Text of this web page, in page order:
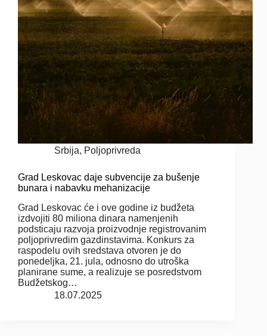
Srbija, Poljoprivreda
Grad Leskovac daje subvencije za bušenje
bunara i nabavku mehanizacije
Grad Leskovac će i ove godine iz budžeta
izdvojiti 80 miliona dinara namenjenih
podsticaju razvoja proizvodnje registrovanim
poljoprivredim gazdinstavima. Konkurs za
raspodelu ovih sredstava otvoren je do
ponedeljka, 21. jula, odnosno do utroška
planirane sume, a realizuje se posredstvom
Budžetskog…
18.07.2025